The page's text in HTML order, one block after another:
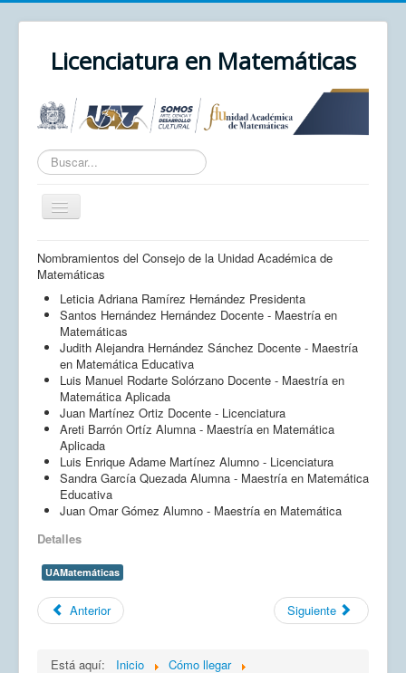
Licenciatura en Matemáticas
Texto
a
buscar...
Cambiar
navegación
Inicio
Unidad Académica
UAZ
Cursos
Correo
Nombramientos del Consejo de la Unidad Académica de
Matemáticas
Leticia Adriana Ramírez Hernández Presidenta
Santos Hernández Hernández Docente - Maestría en
Matemáticas
Judith Alejandra Hernández Sánchez Docente - Maestría
en Matemática Educativa
Luis Manuel Rodarte Solórzano Docente - Maestría en
Matemática Aplicada
Juan Martínez Ortiz Docente - Licenciatura
Areti Barrón Ortíz Alumna - Maestría en Matemática
Aplicada
Luis Enrique Adame Martínez Alumno - Licenciatura
Sandra García Quezada Alumna - Maestría en Matemática
Educativa
Juan Omar Gómez Alumno - Maestría en Matemática
Detalles
UAMatemáticas
Anterior Siguiente
Está aquí: Inicio
Cómo llegar